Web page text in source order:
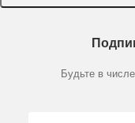
Химические
Производители
Доставка и оплата
Мобильное
ПартнерыБудьте в